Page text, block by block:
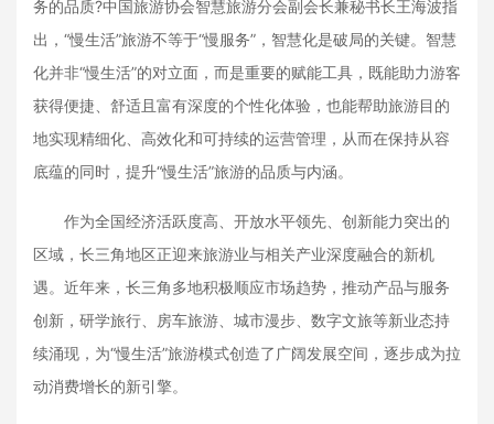
务的品质?中国旅游协会智慧旅游分会副会长兼秘书长王海波指
出，“慢生活”旅游不等于“慢服务”，智慧化是破局的关键。智慧
化并非“慢生活”的对立面，而是重要的赋能工具，既能助力游客
获得便捷、舒适且富有深度的个性化体验，也能帮助旅游目的
地实现精细化、高效化和可持续的运营管理，从而在保持从容
底蕴的同时，提升“慢生活”旅游的品质与内涵。
作为全国经济活跃度高、开放水平领先、创新能力突出的
区域，长三角地区正迎来旅游业与相关产业深度融合的新机
遇。近年来，长三角多地积极顺应市场趋势，推动产品与服务
创新，研学旅行、房车旅游、城市漫步、数字文旅等新业态持
续涌现，为“慢生活”旅游模式创造了广阔发展空间，逐步成为拉
动消费增长的新引擎。